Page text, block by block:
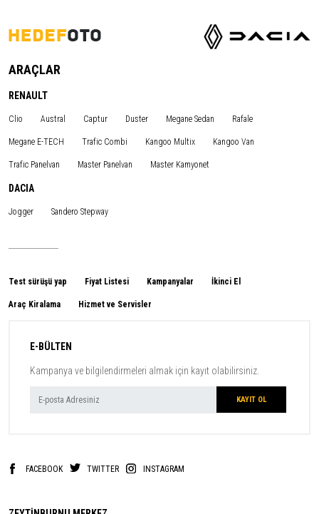
ARAÇLAR
RENAULT
Clio Austral Captur Duster Megane Sedan Rafale
Megane E-TECH Trafic Combi Kangoo Multix Kangoo Van
Trafic Panelvan Master Panelvan Master Kamyonet
DACIA
Jogger Sandero Stepway
Test sürüşü yap Fiyat Listesi Kampanyalar İkinci El
Araç Kiralama Hizmet ve Servisler
E-BÜLTEN
Kampanya ve bilgilendirmeleri almak için kayıt olabilirsiniz.
FACEBOOK TWITTER INSTAGRAM